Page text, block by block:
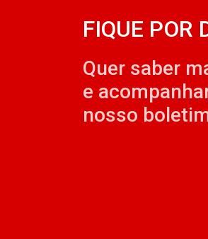
FIQUE POR
Quer saber
e
nosso